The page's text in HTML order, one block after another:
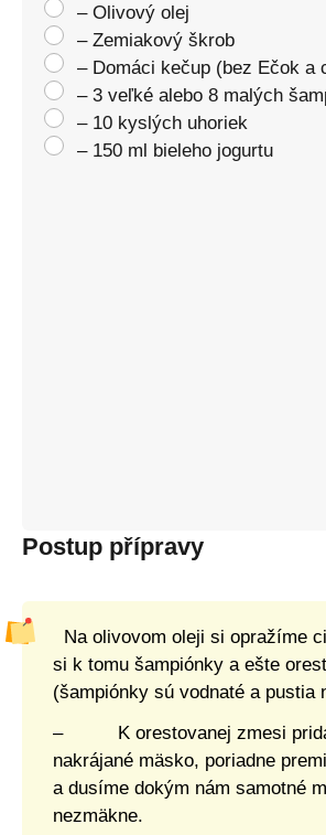
– Olivový olej
– Zemiakový škrob
– Domáci kečup (bez Ečok a
– 3 veľké alebo 8 malých
– 10 kyslých uhoriek
– 150 ml bieleho jogurtu
Postup přípravy
Na olivovom oleji si opražíme
si k tomu šampiónky a ešte
(šampiónky sú vodnaté a pustia
– K orestovanej zmesi
nakrájané mäsko, poriadne
a dusíme dokým nám samotné
nezmäkne.